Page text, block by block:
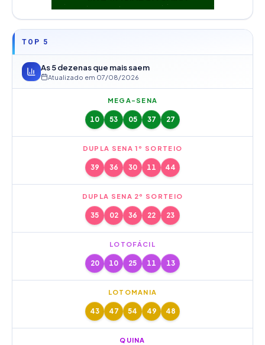
TOP 5
As 5 dezenas que mais saem
Atualizado em 07/08/2026
MEGA-SENA
10 53 05 37 27
DUPLA SENA 1º SORTEIO
39 36 30 11 44
DUPLA SENA 2º SORTEIO
35 02 36 22 23
LOTOFÁCIL
20 10 25 11 13
LOTOMANIA
43 47 54 49 48
QUINA